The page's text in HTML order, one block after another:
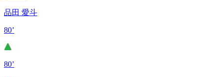
品田 愛斗
80’
80’